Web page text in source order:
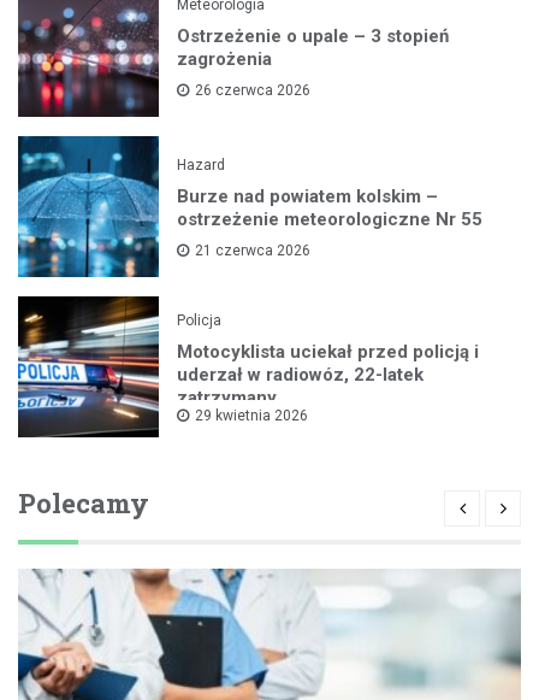
Meteorologia
Ostrzeżenie o upale – 3 stopień
zagrożenia
26 czerwca 2026
Hazard
Burze nad powiatem kolskim –
ostrzeżenie meteorologiczne Nr 55
21 czerwca 2026
Policja
Motocyklista uciekał przed policją i
uderzał w radiowóz, 22-latek
zatrzymany
29 kwietnia 2026
Polecamy